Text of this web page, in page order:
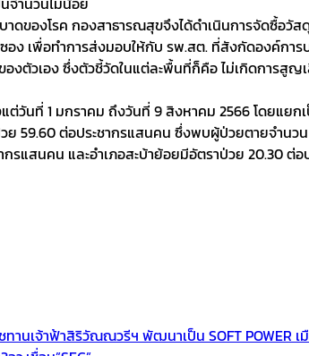
ดของโรค กองสาธารณสุขจึงได้ดำเนินการจัดซื้อ
อง เพื่อทำการส่งมอบให้กับ รพ.สต. ที่สังกัดองค์กา
ตัวเอง ซึ่งตัวชี้วัดในแต่ละพื้นที่ก็คือ ไม่เกิดการสูญ
วันที่ 1 มกราคม ถึงวันที่ 9 สิงหาคม 2566 โดยแ
59.60 ต่อประชากรแสนคน ซึ่งพบผู้ป่วยตายจำนว
รแสนคน และอำเภอสะบ้าย้อยมีอัตราป่วย 20.30
านเจ้าฟ้าสิริวัณณวรีฯ พัฒนาเป็น SOFT POWER เ